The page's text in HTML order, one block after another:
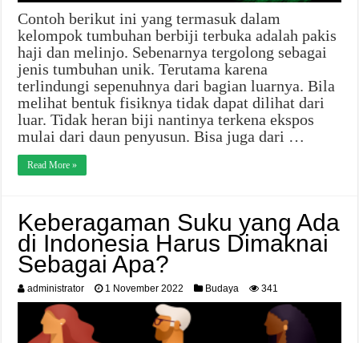
Contoh berikut ini yang termasuk dalam
kelompok tumbuhan berbiji terbuka adalah pakis
haji dan melinjo. Sebenarnya tergolong sebagai
jenis tumbuhan unik. Terutama karena
terlindungi sepenuhnya dari bagian luarnya. Bila
melihat bentuk fisiknya tidak dapat dilihat dari
luar. Tidak heran biji nantinya terkena ekspos
mulai dari daun penyusun. Bisa juga dari …
Read More »
Keberagaman Suku yang Ada
di Indonesia Harus Dimaknai
Sebagai Apa?
administrator 1 November 2022 Budaya 341